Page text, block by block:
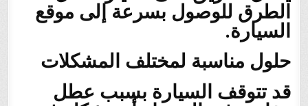
الطرق للوصول بسرعة إلى موقع
السيارة.
حلول مناسبة لمختلف المشكلات
قد تتوقف السيارة بسبب عطل